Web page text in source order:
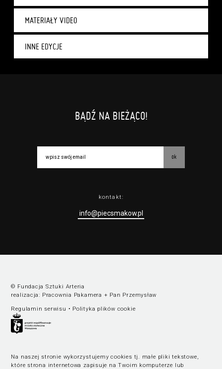
MATERIAŁY VIDEO
INNE EDYCJE
BĄDŹ NA BIEŻĄCO!
ok
kontakt:
info@piecsmakow.pl
© Fundacja Sztuki Arteria
realizacja: Pracownia Pakamera + Pan Przemysław
Regulamin serwisu • Polityka plików cookie
Na naszej stronie wykorzystujemy cookies tj. małe pliki tekstowe,
które strona internetowa zapisuje na Twoim komputerze lub